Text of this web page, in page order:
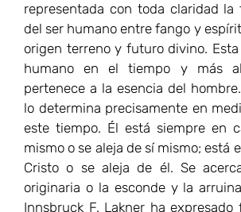
representada con toda claridad la
del ser humano entre fango y
origen terreno y futuro divino.
humano en el tiempo y más
pertenece a la esencia del
lo determina precisamente en
este tiempo. Él está siempre en
mismo o se aleja de sí mismo; está
Cristo o se aleja de él. Se
originaria o la esconde y la
Innsbruck F. Lakner ha expresado